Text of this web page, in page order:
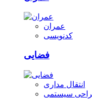
عمران
کدنویسی
فضایی
انتقال مداری
سیستمی